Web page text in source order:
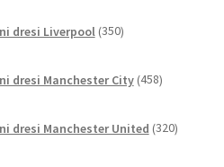
dresi Liverpool 350izdelkov
dresi Manchester City 458izdelkov
dresi Manchester United 320izdelkov